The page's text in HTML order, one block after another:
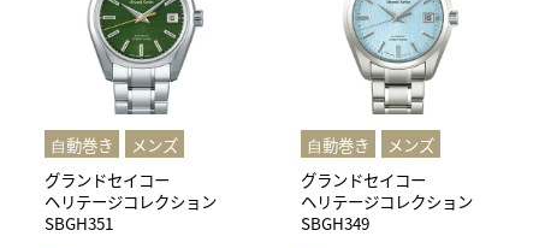
⾃動巻き
メンズ
グランドセイコー
ヘリテージコレクション
SBGH351
⾃動巻き
メンズ
グランドセイコー
ヘリテージコレクション
SBGH349